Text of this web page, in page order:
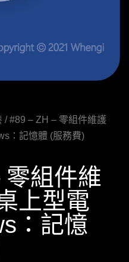
/ #89 – ZH – 零組件維護
：記憶體 (服務費)
組件維
上型電
：記憶